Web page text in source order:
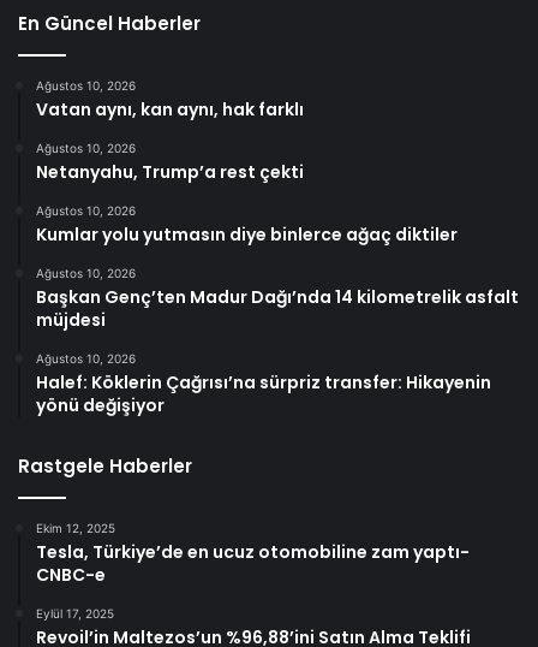
En Güncel Haberler
Ağustos 10, 2026
Vatan aynı, kan aynı, hak farklı
Ağustos 10, 2026
Netanyahu, Trump’a rest çekti
Ağustos 10, 2026
Kumlar yolu yutmasın diye binlerce ağaç diktiler
Ağustos 10, 2026
Başkan Genç’ten Madur Dağı’nda 14 kilometrelik asfalt
müjdesi
Ağustos 10, 2026
Halef: Köklerin Çağrısı’na sürpriz transfer: Hikayenin
yönü değişiyor
Rastgele Haberler
Ekim 12, 2025
Tesla, Türkiye’de en ucuz otomobiline zam yaptı-
CNBC-e
Eylül 17, 2025
Revoil’in Maltezos’un %96,88’ini Satın Alma Teklifi